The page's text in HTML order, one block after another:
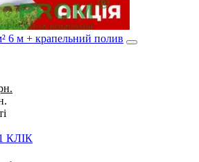
6 м + крапельний полив
КЛІК